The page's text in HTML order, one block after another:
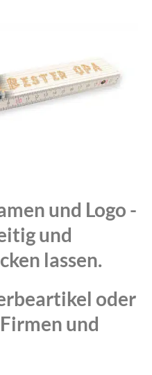
und Logo -
und
lassen.
oder
und